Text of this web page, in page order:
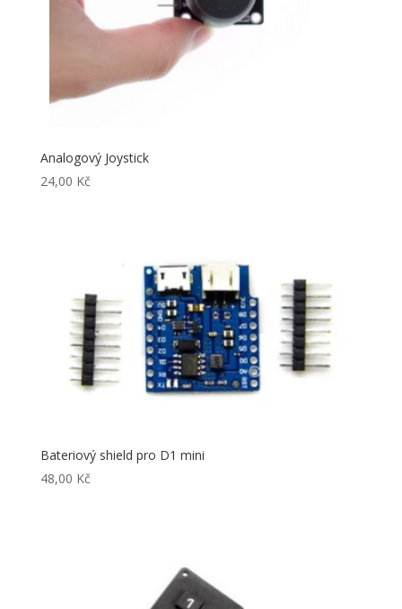
Analogový Joystick
24,00 Kč
Bateriový shield pro D1 mini
48,00 Kč